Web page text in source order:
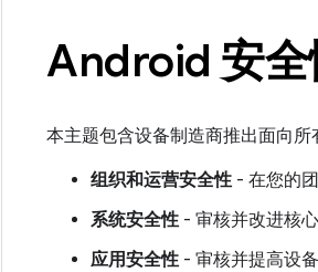
Android 安
本主题包含设备制造商推出面向
组织和运营安全性- 在您的团
系统安全性- 审核并改进核心
应用安全性- 审核并提高设备